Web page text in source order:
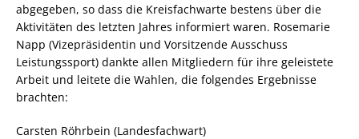
abgegeben, so dass die Kreisfachwarte bestens über die
Aktivitäten des letzten Jahres informiert waren. Rosemarie
Napp (Vizepräsidentin und Vorsitzende Ausschuss
Leistungssport) dankte allen Mitgliedern für ihre geleistete
Arbeit und leitete die Wahlen, die folgendes Ergebnisse
brachten:
Carsten Röhrbein (Landesfachwart)